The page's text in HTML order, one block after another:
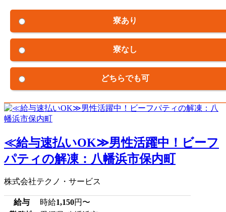
寮あり
寮なし
どちらでも可
≪給与速払いOK≫男性活躍中！ビーフ
パティの解凍：八幡浜市保内町
株式会社テクノ・サービス
給与 時給1,150円〜